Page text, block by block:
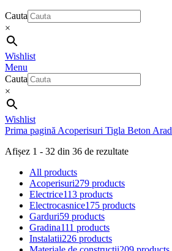
Cauta
×
Wishlist
Menu
Cauta
×
Wishlist
Prima pagină Acoperisuri Tigla Beton Arad
Afișez 1 - 32 din 36 de rezultate
All products
Acoperisuri279 products
Electrice113 products
Electrocasnice175 products
Garduri59 products
Gradina111 products
Instalatii226 products